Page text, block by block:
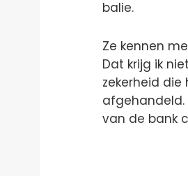
balie.
Ze kennen
Dat krijg ik
zekerheid
van de bank